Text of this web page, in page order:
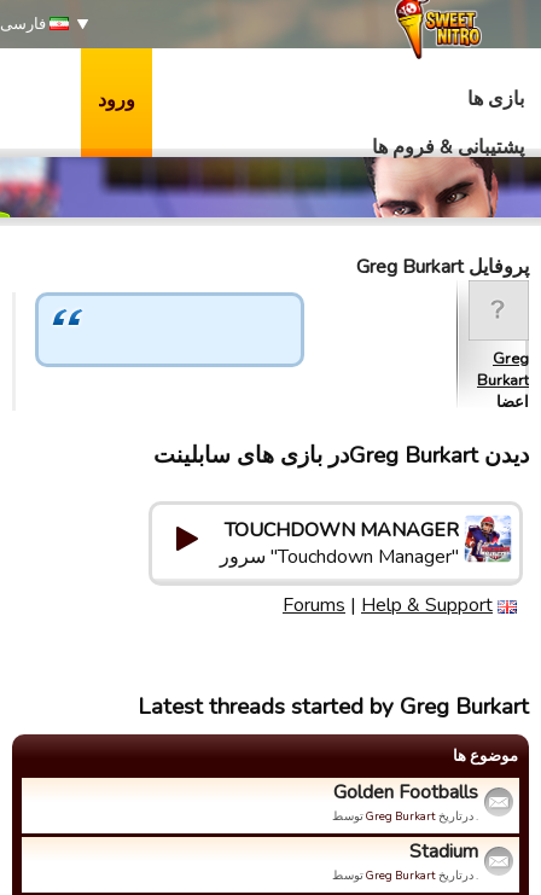
فارسی
بازی ها
پشتیبانی & فروم ها
ورود
پروفایل Greg Burkart
Greg
Burkart
اعضا
دیدن Greg Burkartدر بازی های سابلینت
TOUCHDOWN MANAGER
"Touchdown Manager" سرور
Forums | Help & Support
Latest threads started by Greg Burkart
موضوع ها
Golden Footballs
. درتاریخGreg Burkartتوسط
Stadium
. درتاریخGreg Burkartتوسط